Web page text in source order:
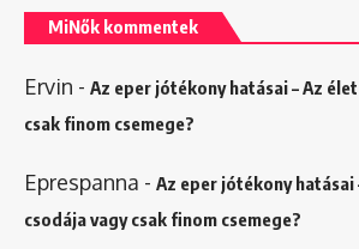
MiNők kommentek
Ervin - Az eper jótékony hatásai – Az
csak finom csemege?
Eprespanna - Az eper jótékony hatásai
csodája vagy csak finom csemege?